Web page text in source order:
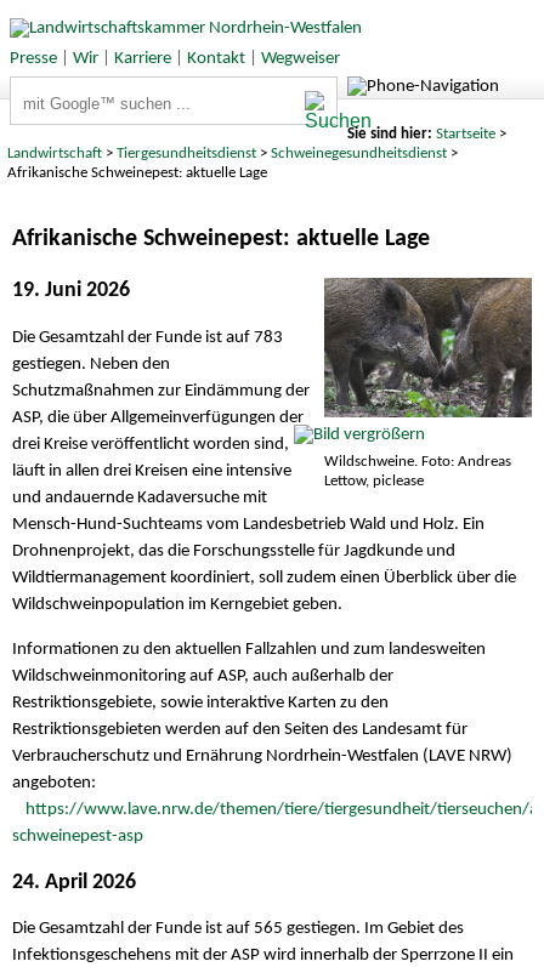
Presse| Wir| Karriere| Kontakt| Wegweiser
Sie sind hier: Startseite>
Landwirtschaft >Tiergesundheitsdienst >Schweinegesundheitsdienst >
Afrikanische Schweinepest: aktuelle Lage
Afrikanische Schweinepest: aktuelle Lage
Wildschweine. Foto: Andreas
Lettow, piclease
19. Juni 2026
Die Gesamtzahl der Funde ist auf 783
gestiegen. Neben den
Schutzmaßnahmen zur Eindämmung der
ASP, die über Allgemeinverfügungen der
drei Kreise veröffentlicht worden sind,
läuft in allen drei Kreisen eine intensive
und andauernde Kadaversuche mit
Mensch-Hund-Suchteams vom Landesbetrieb Wald und Holz. Ein
Drohnenprojekt, das die Forschungsstelle für Jagdkunde und
Wildtiermanagement koordiniert, soll zudem einen Überblick über die
Wildschweinpopulation im Kerngebiet geben.
Informationen zu den aktuellen Fallzahlen und zum landesweiten
Wildschweinmonitoring auf ASP, auch außerhalb der
Restriktionsgebiete, sowie interaktive Karten zu den
Restriktionsgebieten werden auf den Seiten des Landesamt für
Verbraucherschutz und Ernährung Nordrhein-Westfalen (LAVE NRW)
angeboten:
https://www.lave.nrw.de/themen/tiere/tiergesundheit/tierseuchen/
schweinepest-asp
24. April 2026
Die Gesamtzahl der Funde ist auf 565 gestiegen. Im Gebiet des
Infektionsgeschehens mit der ASP wird innerhalb der Sperrzone II ein